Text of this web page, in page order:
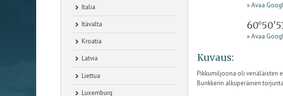
Italia
Itävalta
Kroatia
Latvia
Liettua
Luxemburg
» Avaa
» Avaa
Kuvaus:
Pikkumiljoona oli venäläisten
Bunkkerin alkuperäinen